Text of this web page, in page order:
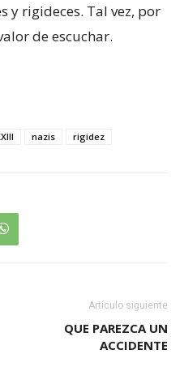
y rigideces. Tal vez, por
de escuchar.
nazis rigidez
Artículo siguiente
QUE PAREZCA UN
ACCIDENTE